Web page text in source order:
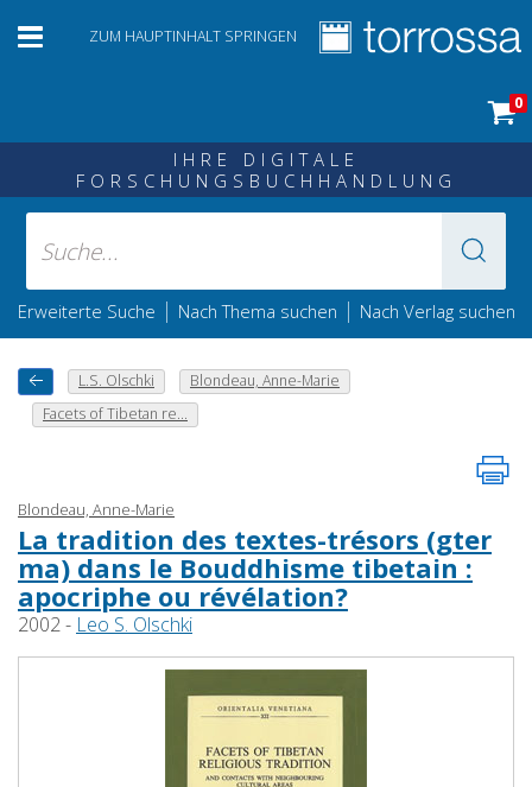
ZUM HAUPTINHALT SPRINGEN
0
IHRE DIGITALE
FORSCHUNGSBUCHHANDLUNG
Erweiterte Suche | Nach Thema suchen | Nach Verlag suchen
L.S. Olschki
Blondeau, Anne-Marie
Facets of Tibetan re...
Blondeau, Anne-Marie
La tradition des textes-trésors (gter
ma) dans le Bouddhisme tibetain :
apocriphe ou révélation?
2002 - Leo S. Olschki